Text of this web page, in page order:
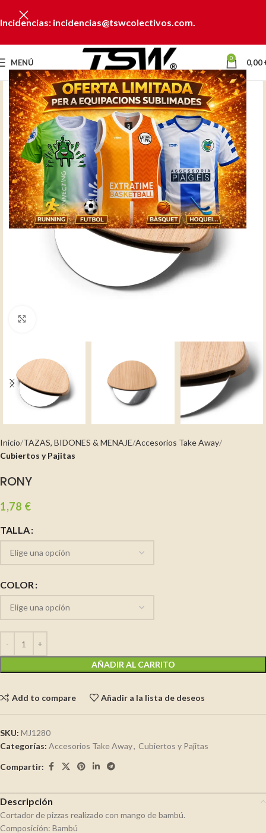
Incidencias: incidencias@tswcolectivos.com.
MENÚ 0 0,00
Inicio TAZAS, BIDONES & MENAJE Accesorios Take Away
Cubiertos y Pajitas
RONY
1,78 €
TALLA
COLOR
AÑADIR AL CARRITO
Add to compare Añadir a la lista de deseos
SKU: MJ1280
Categorías: Accesorios Take Away, Cubiertos y Pajitas
Compartir:
Descripción
Cortador de pizzas realizado con mango de bambú.
Composición: Bambú